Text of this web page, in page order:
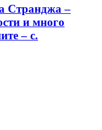
Странджа –
и много
– с.